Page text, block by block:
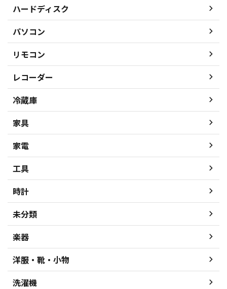
ハードディスク
パソコン
リモコン
レコーダー
冷蔵庫
家具
家電
工具
時計
未分類
楽器
洋服・靴・小物
洗濯機